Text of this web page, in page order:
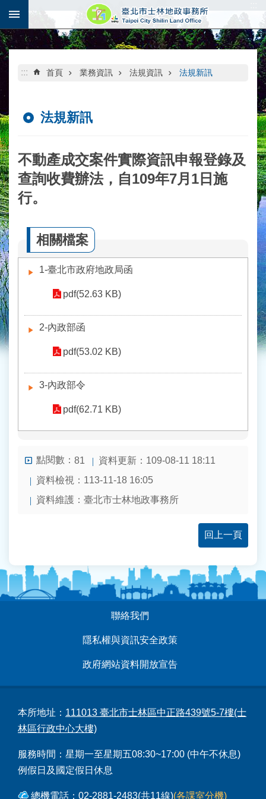
跳到主要內容區塊
::: 首頁 業務資訊 法規資訊 法規新訊
法規新訊
不動產成交案件實際資訊申報登錄及
查詢收費辦法，自109年7月1日施
行。
相關檔案
1-臺北市政府地政局函
pdf(52.63 KB)
2-內政部函
pdf(53.02 KB)
3-內政部令
pdf(62.71 KB)
點閱數： 81
資料更新：109-08-11 18:11
資料檢視：113-11-18 16:05
資料維護：臺北市士林地政事務所
回上一頁
聯絡我們
隱私權與資訊安全政策
政府網站資料開放宣告
本所地址： 111013 臺北市士林區中正路439號5-7樓(士
林區行政中心大樓)
服務時間：星期一至星期五08:30~17:00 (中午不休息)
例假日及國定假日休息
總機電話：02-2881-2483(共11線)(各課室分機)